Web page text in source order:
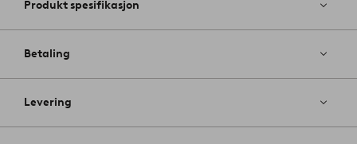
Produkt spesifikasjon
Betaling
Levering